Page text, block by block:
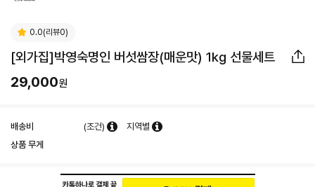
0.0(리뷰0)
[외가집]박영숙명인 버섯쌈장(매운맛) 1kg 선물세트
29,000원
배송비 (조건)
지역별
상품 무게